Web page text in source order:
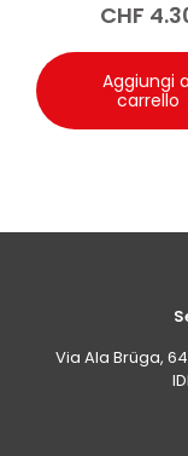
CHF
Aggiungi
carrello
Via Ala Brüga,